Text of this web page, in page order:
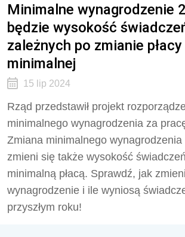
Minimalne wynagrodzenie
będzie wysokość
zależnych po zmianie płacy
minimalnej
15 lip 2024
Rząd przedstawił projekt
minimalnego wynagrodzenia za
Zmiana minimalnego
zmieni się także wysokość
minimalną płacą. Sprawdź, jak
wynagrodzenie i ile wyniosą
przyszłym roku!